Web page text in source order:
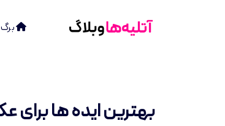
بهترین ایده ها برای